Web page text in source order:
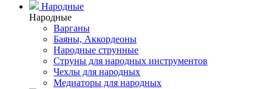
Народные
Народные
Варганы
Баяны, Аккордеоны
Народные струнные
Струны для народных инструментов
Чехлы для народных
Медиаторы для народных